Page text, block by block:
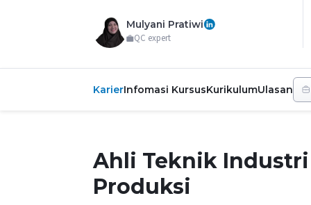
Mulyani Pratiwi
QC expert
KarierInfomasi KursusKurikulumUlasan
Ahli Teknik
Produksi